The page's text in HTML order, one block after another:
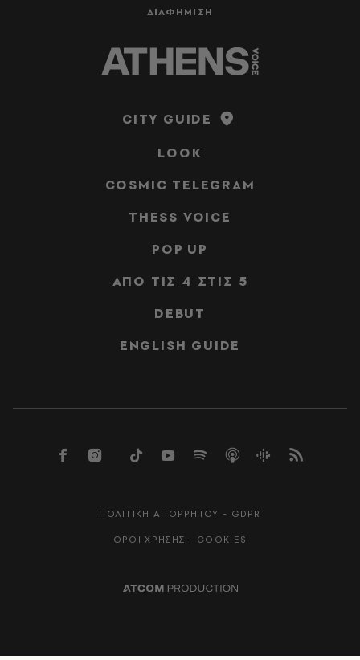
ΔΙΑΦΗΜΙΣΗ
CITY GUIDE
LOOK
COSMIC TELEGRAM
THESS VOICE
POP UP
ΑΠΟ ΤΙΣ 4 ΣΤΙΣ 5
DEBUT
ENGLISH GUIDE
ΠΟΛΙΤΙΚΗ ΑΠΟΡΡΗΤΟΥ - GDPR
ΟΡΟΙ ΧΡΗΣΗΣ - COOKIES